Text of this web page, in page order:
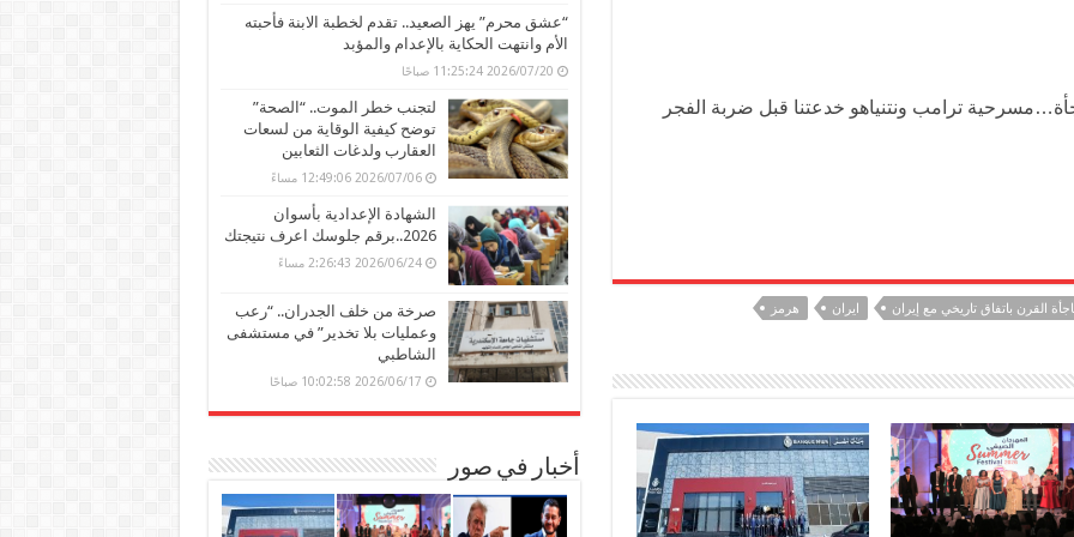
ترامب ونتنياهو خدعتنا قبل ضربة الفجر
القرن باتفاق تاريخي مع إيران ايران هرمز
“عشق محرم” يهز الصعيد.. تقدم لخطبة الابنة فأحبته
الأم وانتهت الحكاية بالإعدام والمؤبد
2026/07/20 11:25:24 صباحًا
لتجنب خطر الموت.. “الصحة”
توضح كيفية الوقاية من لسعات
العقارب ولدغات الثعابين
2026/07/06 12:49:06 مساءً
الشهادة الإعدادية بأسوان
2026..برقم جلوسك اعرف نتيجتك
2026/06/24 2:26:43 مساءً
صرخة من خلف الجدران.. “رعب
وعمليات بلا تخدير” في مستشفى
الشاطبي
2026/06/17 10:02:58 صباحًا
أخبار في صور